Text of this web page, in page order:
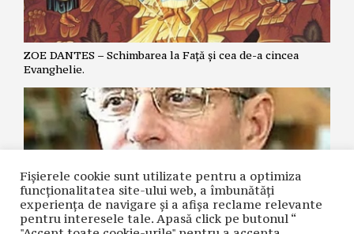
ZOE DANTES – Schimbarea la Față și cea de-a cincea
Evanghelie.
Fișierele cookie sunt utilizate pentru a optimiza
funcţionalitatea site-ului web, a îmbunătăţi
experienţa de navigare şi a afişa reclame relevante
pentru interesele tale. Apasă click pe butonul “